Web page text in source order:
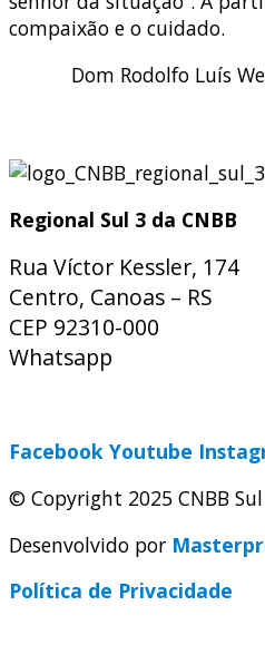
compaixão e o cuidado.
Dom Rodolfo Luís
Regional Sul 3 da CNBB
Rua Víctor Kessler, 174
Centro, Canoas – RS
CEP 92310-000
Whatsapp
Facebook Youtube
© Copyright 2025 CNBB
Desenvolvido por
Política de Privacidade